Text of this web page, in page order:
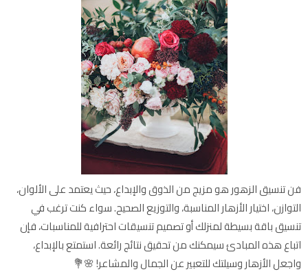
فن تنسيق الزهور هو مزيج من الذوق والإبداع، حيث يعتمد على الألوان،
التوازن، اختيار الأزهار المناسبة، والتوزيع الصحيح. سواء كنت ترغب في
تنسيق باقة بسيطة لمنزلك أو تصميم تنسيقات احترافية للمناسبات، فإن
اتباع هذه المبادئ سيمكنك من تحقيق نتائج رائعة. استمتع بالإبداع،
واجعل الأزهار وسيلتك للتعبير عن الجمال والمشاعر! 🌸💐